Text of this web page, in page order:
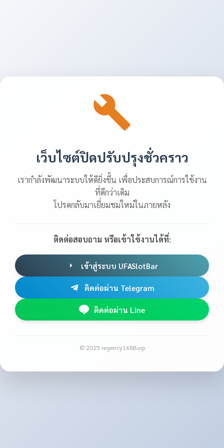
เว็บไซต์ปิดปรับปรุงชั่วคราว
เรากำลังพัฒนาระบบให้ดียิ่งขึ้น เพื่อประสบการณ์การใช้งาน
ที่ดีกว่าเดิม
โปรดกลับมาเยี่ยมชมใหม่ในภายหลัง
ติดต่อสอบถาม หรือเข้าใช้งานได้ที่:
เข้าสู่ระบบ UFASlotBar
ติดต่อผ่าน Telegram
ติดต่อผ่าน Line
© 2025 regency1688.vip